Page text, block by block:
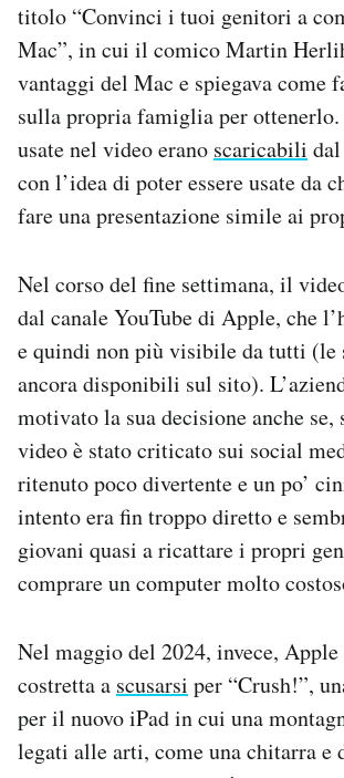
titolo “Convinci i tuoi genitori a
Mac”, in cui il comico Martin
vantaggi del Mac e spiegava come
sulla propria famiglia per ottenerlo.
usate nel video erano scaricabili
con l’idea di poter essere usate da
fare una presentazione simile ai
Nel corso del fine settimana, il
dal canale YouTube di Apple, che
e quindi non più visibile da tutti (le
ancora disponibili sul sito).
motivato la sua decisione anche
video è stato criticato sui social
ritenuto poco divertente e un po’
intento era fin troppo diretto e
giovani quasi a ricattare i propri
comprare un computer molto
Nel maggio del 2024, invece, Apple
costretta a scusarsi per “Crush!”,
per il nuovo iPad in cui una
legati alle arti, come una chitarra e